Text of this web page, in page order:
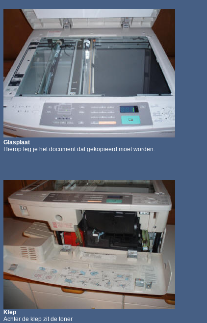
Glasplaat
Hierop leg je het documentdat gekopieerd moet worden.
Klep
Achter de klep zit de toner